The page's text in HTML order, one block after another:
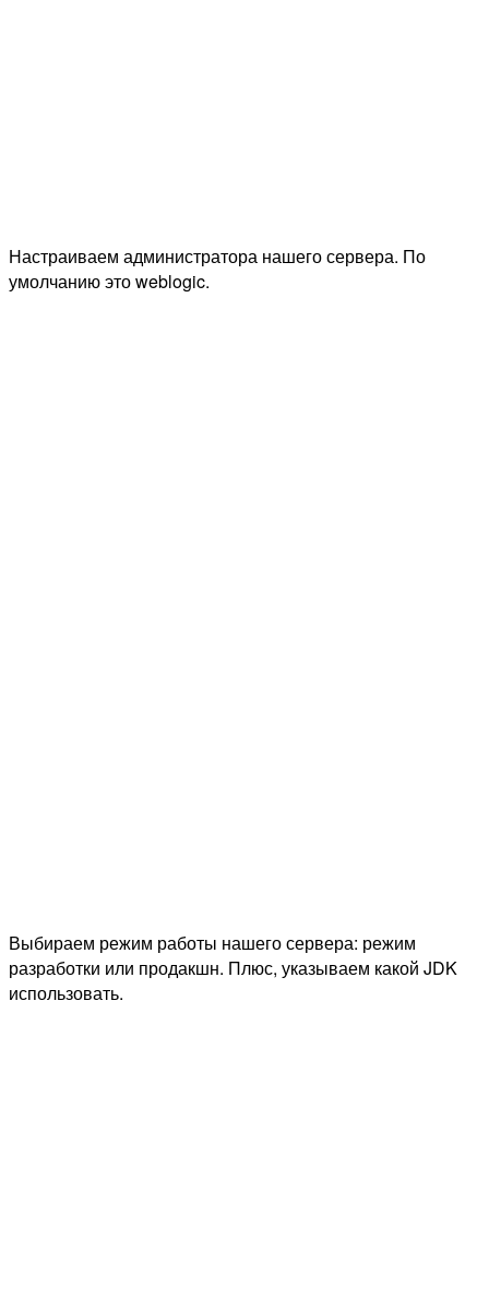
Настраиваем администратора нашего сервера. По
умолчанию это weblogic.
Выбираем режим работы нашего сервера: режим
разработки или продакшн. Плюс, указываем какой JDK
использовать.